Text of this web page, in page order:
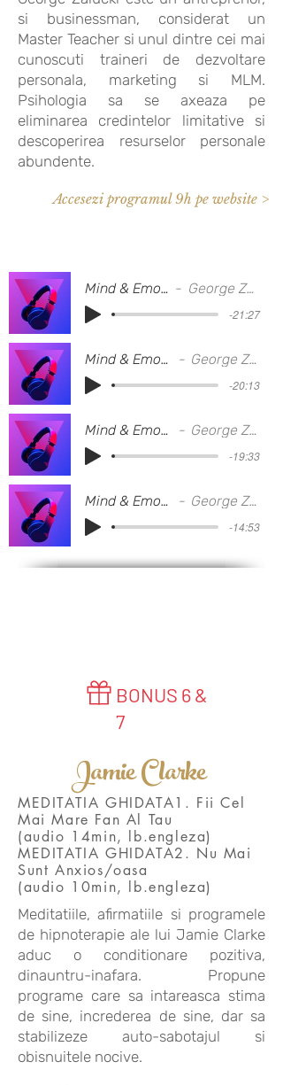
si businessman, considerat un
Master Teacher si unul dintre cei mai
cunoscuti traineri de dezvoltare
personala, marketing si MLM.
Psihologia sa se axeaza pe
eliminarea credintelor limitative si
descoperirea resurselor personale
abundente.
Accesezi programul 9h pe website >
Mind & Emotions George Zalucki
-21:27
Mind & Emotions2 George Zalucki
-20:13
Mind & Emotions3 George Zalucki
-19:33
Mind & Emotions4 George Zalucki
-14:53
BONUS 6 &
7
Jamie Clarke
MEDITATIA GHIDATA1. Fii Cel
Mai Mare Fan Al Tau
(audio 14min, lb.engleza)
MEDITATIA GHIDATA2. Nu Mai
Sunt Anxios/oasa
(audio 10min, lb.engleza)
Meditatiile, afirmatiile si programele
de hipnoterapie ale lui Jamie Clarke
aduc o conditionare pozitiva,
dinauntru-inafara. Propune
programe care sa intareasca stima
de sine, increderea de sine, dar sa
stabilizeze auto-sabotajul si
obisnuitele nocive.